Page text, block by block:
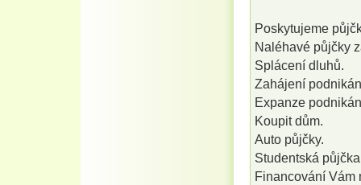
Poskytujeme
Naléhavé půjčky
Splácení dluhů.
Zahájení
Expanze
Koupit dům.
Auto půjčky.
Studentská
Financování Vám